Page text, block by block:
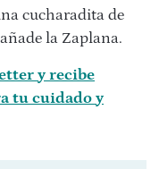
cucharadita de
la Zaplana.
y recibe
tu cuidado y